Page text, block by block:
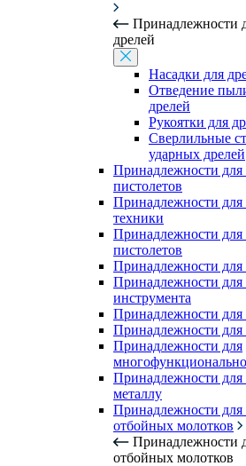
Принадлежности
дрелей
Насадки для
Отведение
дрелей
Рукоятки для
Сверлильные
ударных дрелей
Принадлежности для
пистолетов
Принадлежности для
техники
Принадлежности
пистолетов
Принадлежности для
Принадлежности для
инструмента
Принадлежности
Принадлежности для
Принадлежности для
Принадлежности
металлу
Принадлежности для
отбойных молотков
Принадлежности
отбойных молотков